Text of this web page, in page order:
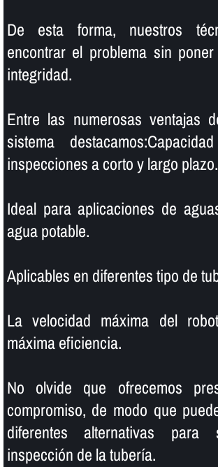
De esta forma, nuestros
encontrar el problema sin
integridad.
Entre las numerosas ventajas
sistema
inspecciones a corto y largo plazo.
Ideal para aplicaciones de
agua potable.
Aplicables en diferentes tipo de
La velocidad máxima del
máxima eficiencia.
No olvide que ofrecemos
compromiso, de modo que
diferentes alternativas para
inspección de la tuberí­a.